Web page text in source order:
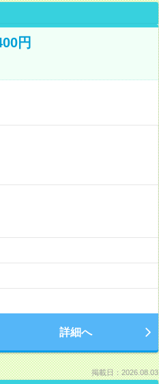
円
詳細へ
掲載日：2026.08.03